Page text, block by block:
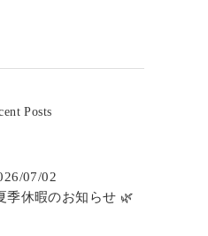
Posts
07/02
季休暇のお知らせ 🌿